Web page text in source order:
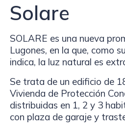
Solare
SOLARE es una nueva
Lugones, en la que, como
indica, la luz natural es
Se trata de un edificio de
Vivienda de Protección
distribuidas en 1, 2 y 3
con plaza de garaje y